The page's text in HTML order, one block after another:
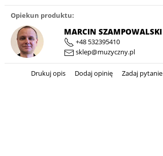
Opiekun produktu:
MARCIN SZAMPOWALSKI
+48 532395410
sklep@muzyczny.pl
Drukuj opis Dodaj opinię Zadaj pytanie